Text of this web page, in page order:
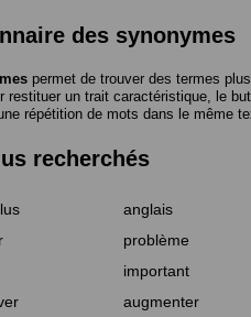
des synonymes
permet de trouver des termes
restituer un trait caractéristique, le
répétition de mots dans le même
recherchés
anglais
problème
important
augmenter